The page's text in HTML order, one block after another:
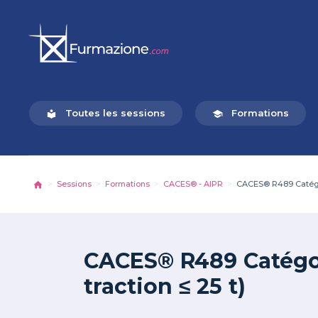
local_library Toutes les sessions school Formations
Sessions Formations CACES® - AIPR CACES® R489
CACES® R489
traction ≤ 25 t)